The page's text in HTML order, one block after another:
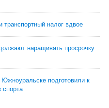
транспортный налог вдвое
наращивать просрочку
подготовили к
спорта